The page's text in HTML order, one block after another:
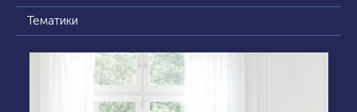
Тематики